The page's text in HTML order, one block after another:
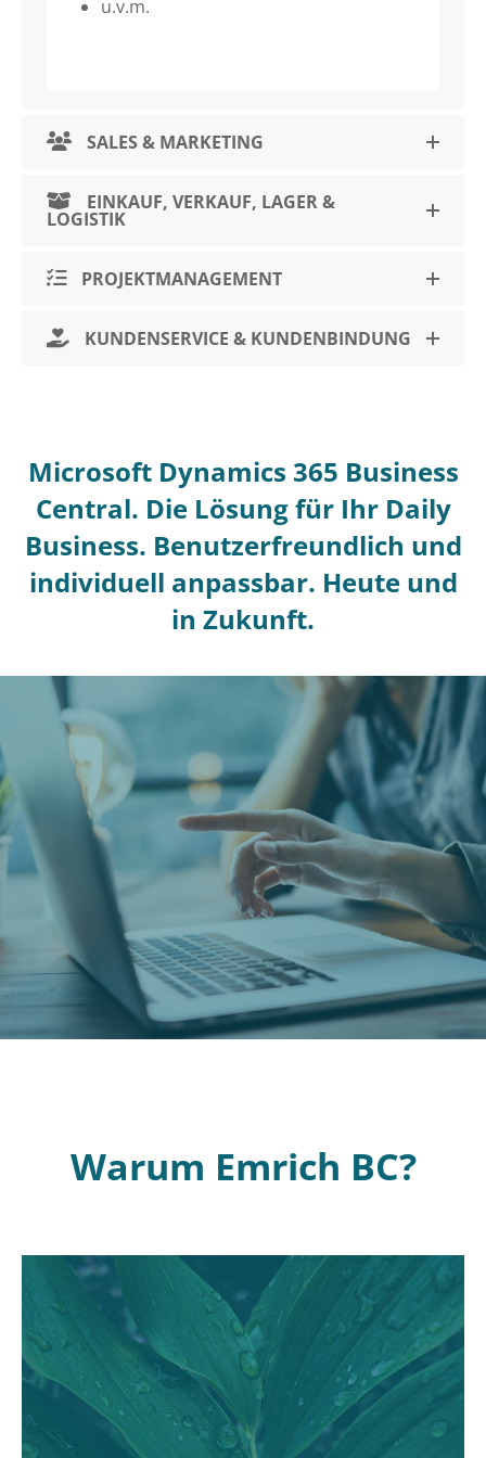
u.v.m.
SALES & MARKETING
EINKAUF, VERKAUF, LAGER &
LOGISTIK
PROJEKTMANAGEMENT
KUNDENSERVICE & KUNDENBINDUNG
Microsoft Dynamics 365 Business
Central. Die Lösung für Ihr Daily
Business. Benutzerfreundlich und
individuell anpassbar. Heute und
in Zukunft.
Warum Emrich BC?